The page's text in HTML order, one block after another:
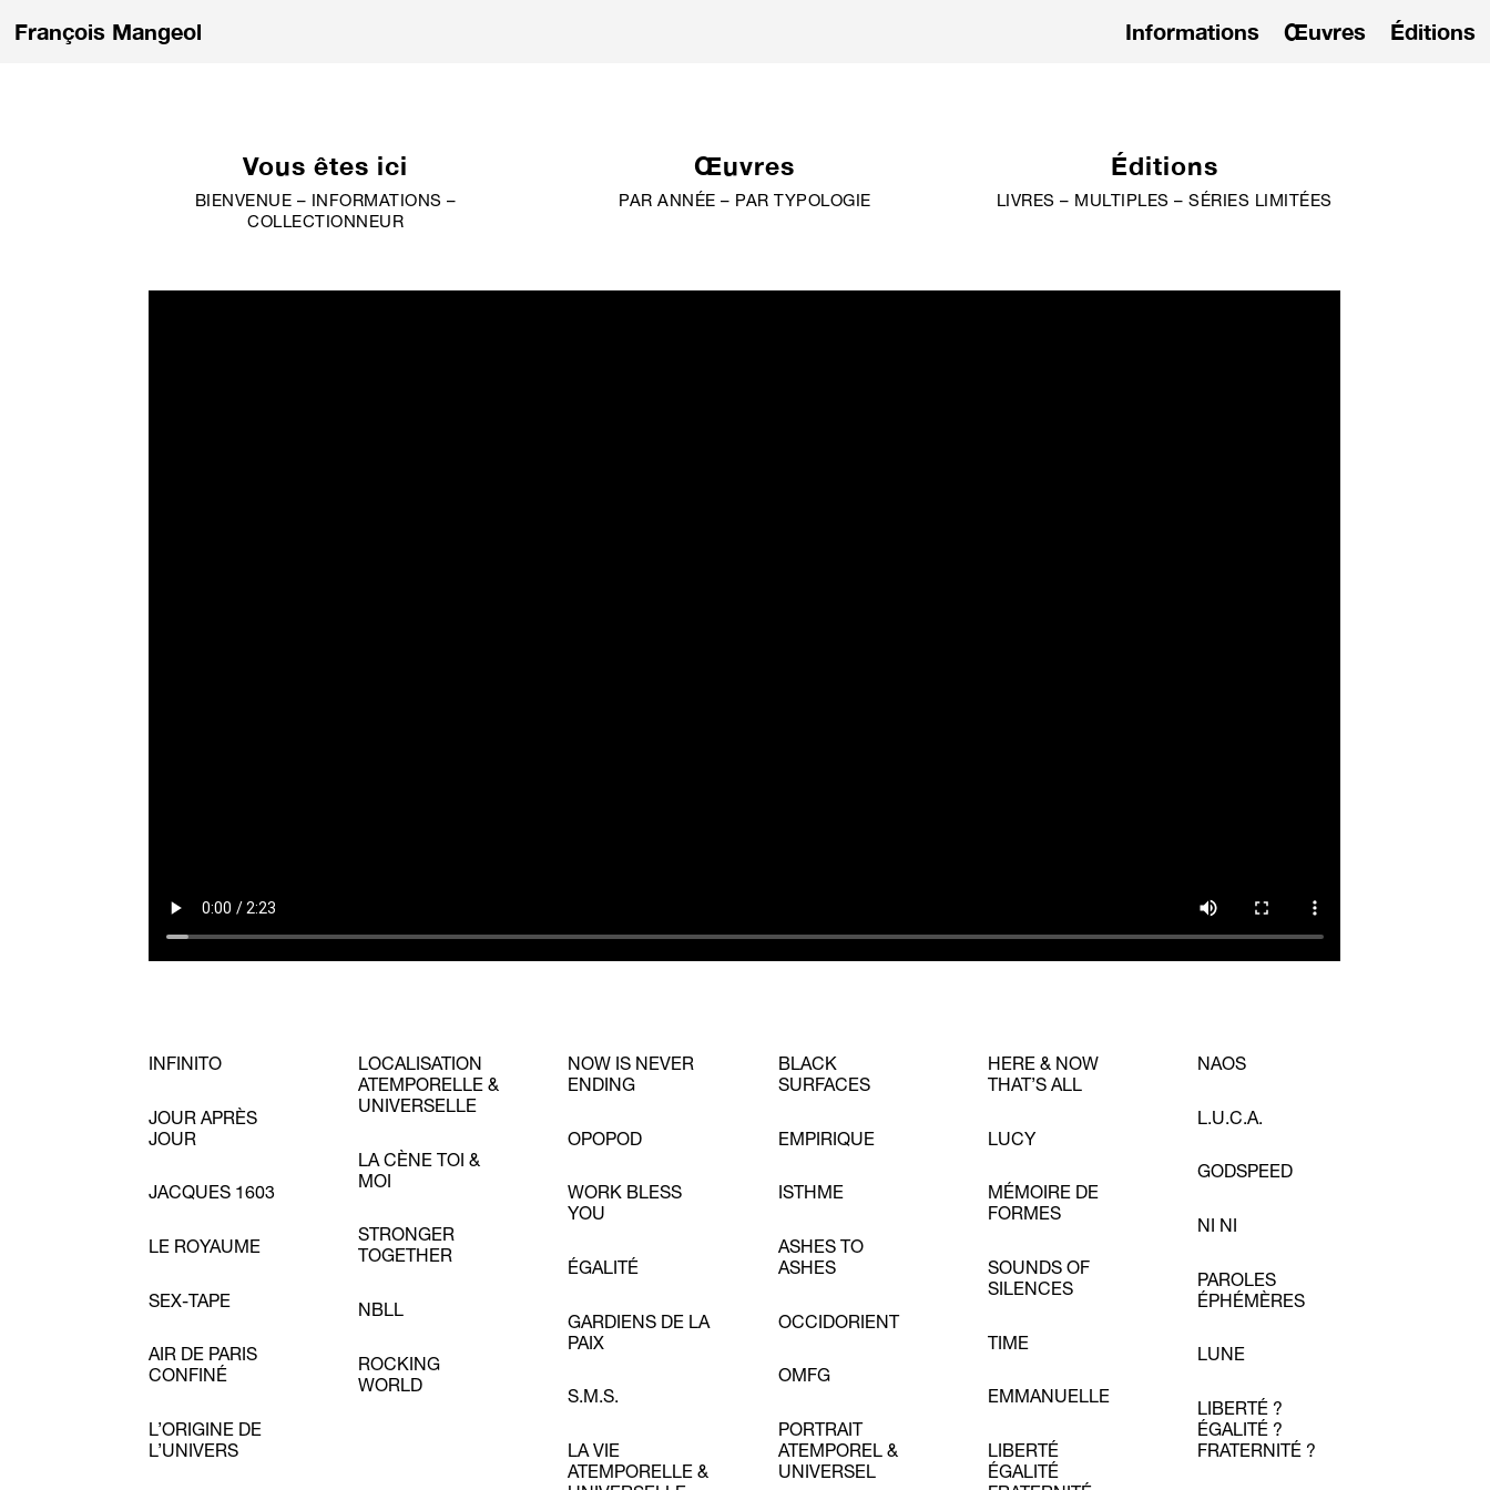
François Mangeol Informations Œuvres Éditions
Vous êtes ici
BIENVENUE – INFORMATIONS –
COLLECTIONNEUR
Œuvres
PAR ANNÉE – PAR TYPOLOGIE
Éditions
LIVRES – MULTIPLES – SÉRIES LIMITÉES
INFINITO
JOUR APRÈS
JOUR
JACQUES 1603
LE ROYAUME
SEX-TAPE
AIR DE PARIS
CONFINÉ
L’ORIGINE DE
L’UNIVERS
LOCALISATION
ATEMPORELLE &
UNIVERSELLE
LA CÈNE TOI &
MOI
STRONGER
TOGETHER
NBLL
ROCKING
WORLD
NOW IS NEVER
ENDING
OPOPOD
WORK BLESS
YOU
ÉGALITÉ
GARDIENS DE LA
PAIX
S.M.S.
LA VIE
ATEMPORELLE &
BLACK
SURFACES
EMPIRIQUE
ISTHME
ASHES TO
ASHES
OCCIDORIENT
OMFG
PORTRAIT
ATEMPOREL &
UNIVERSEL
HERE & NOW
THAT’S ALL
LUCY
MÉMOIRE DE
FORMES
SOUNDS OF
SILENCES
TIME
EMMANUELLE
LIBERTÉ
ÉGALITÉ
NAOS
L.U.C.A.
GODSPEED
NI NI
PAROLES
ÉPHÉMÈRES
LUNE
LIBERTÉ ?
ÉGALITÉ ?
FRATERNITÉ ?